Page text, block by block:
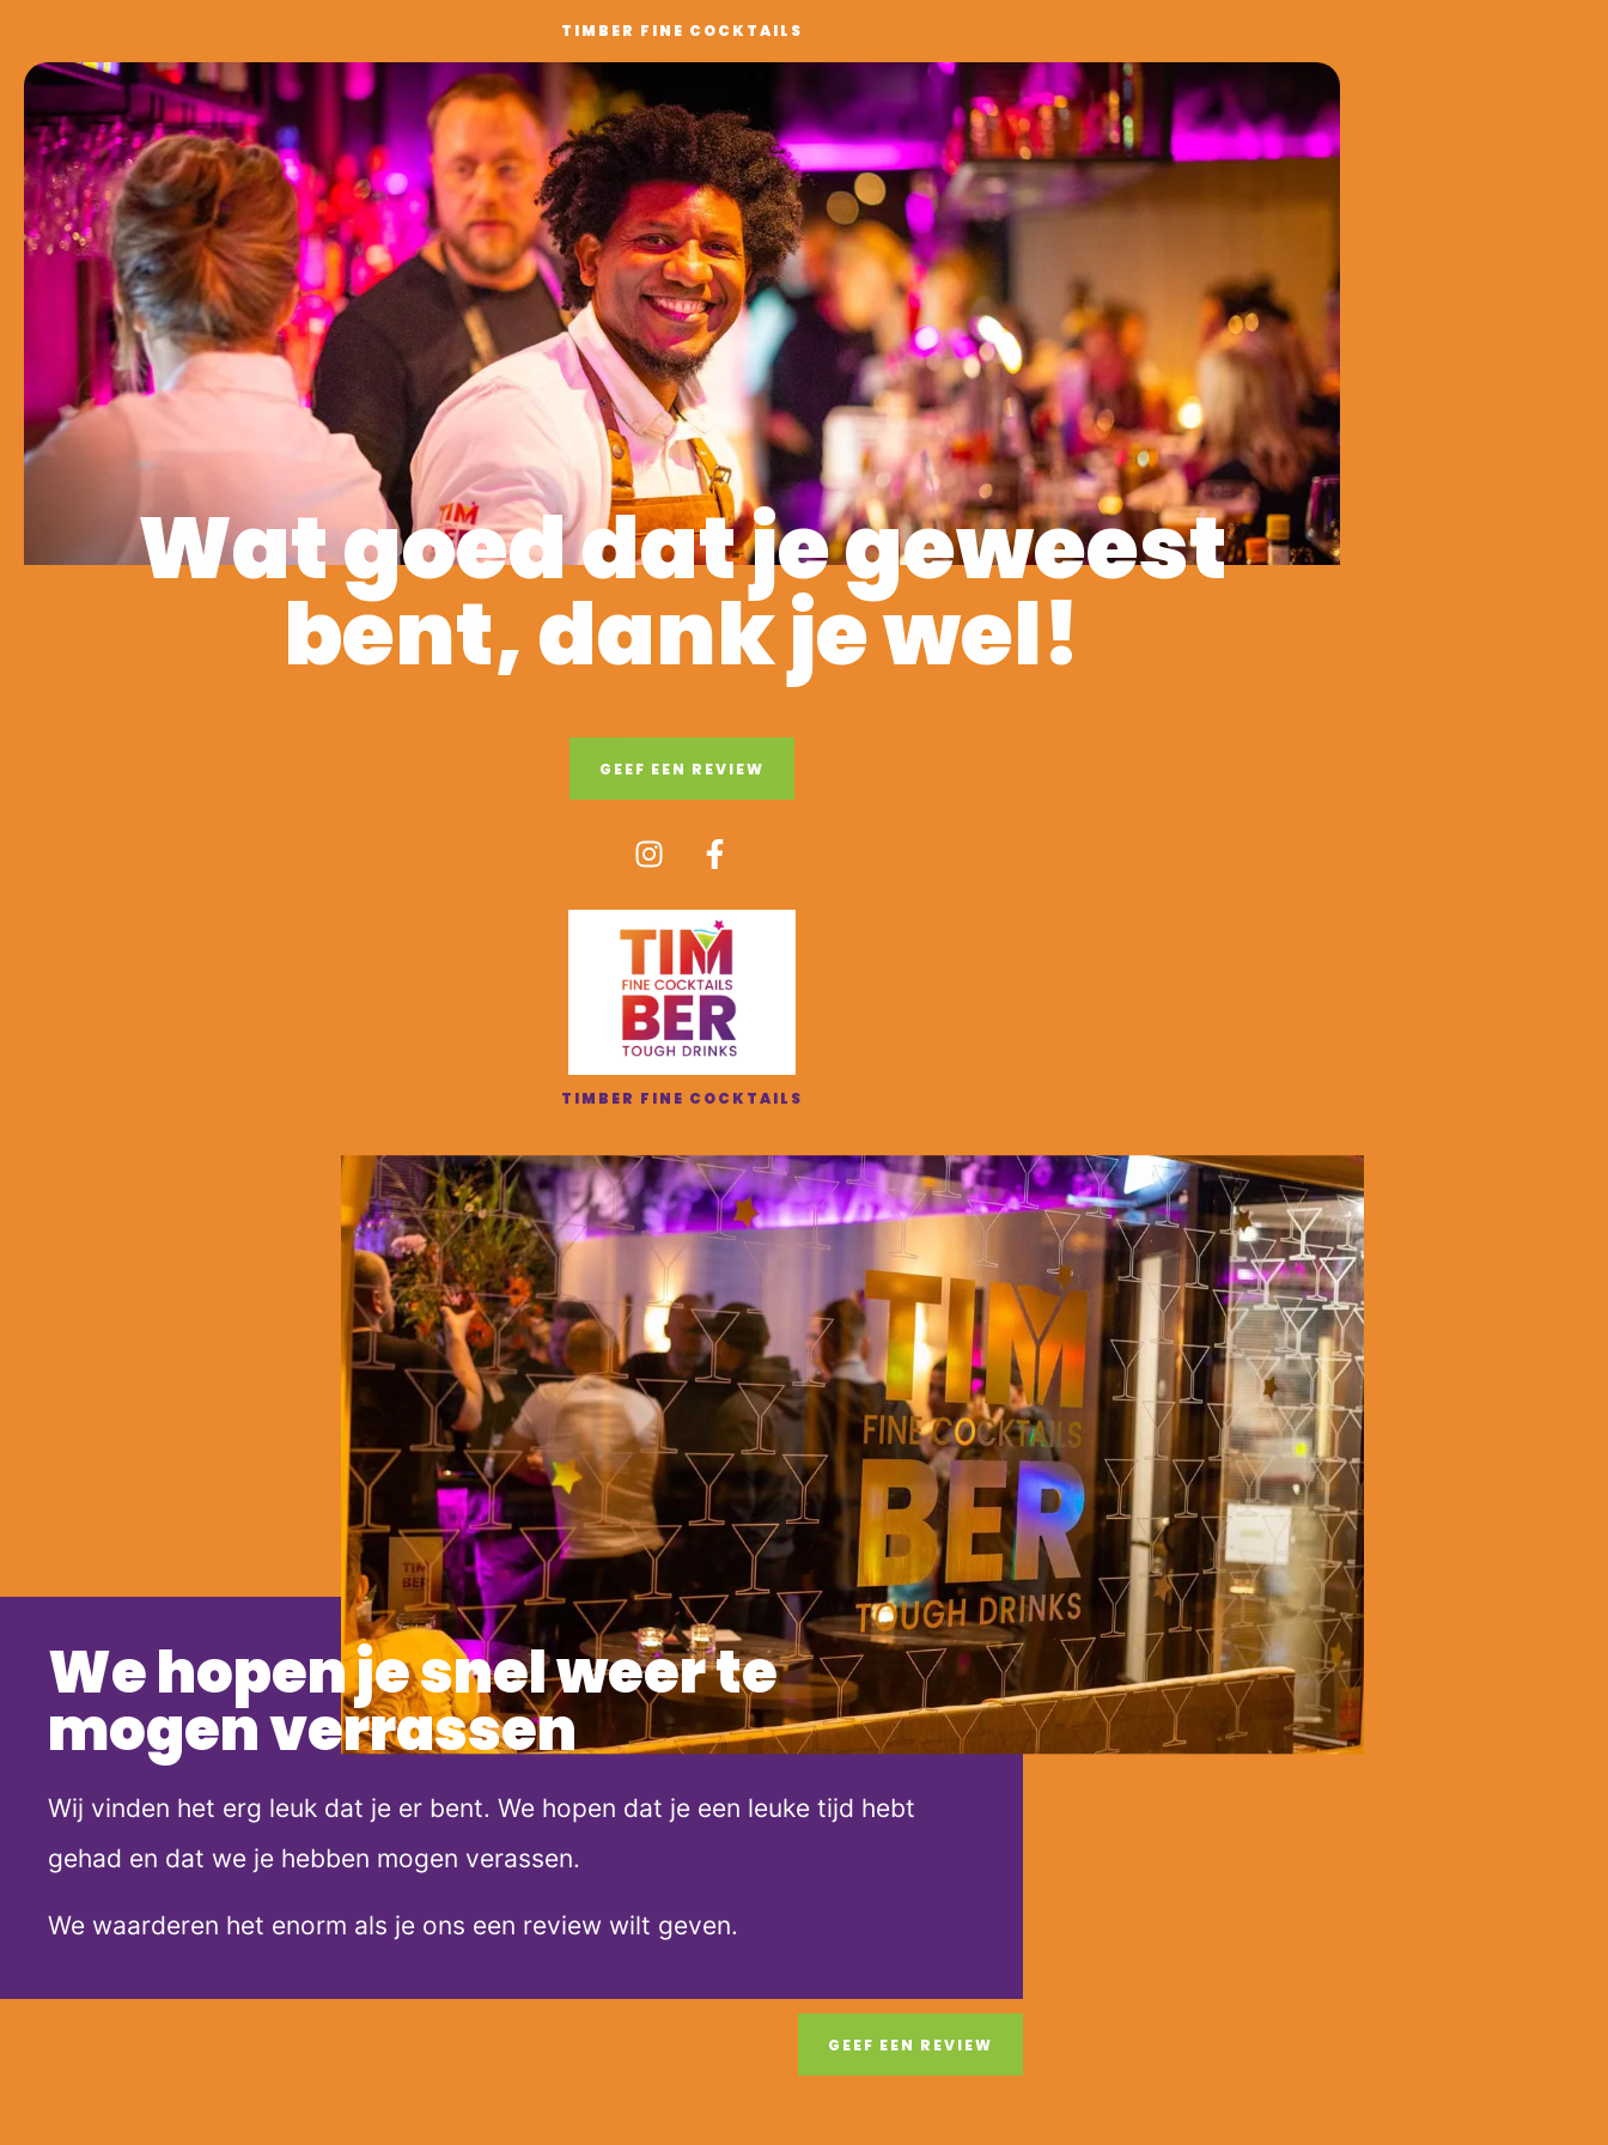
TIMBER FINE COCKTAILS
Wat goed dat je geweest
bent, dank je wel!
GEEF EEN REVIEW
TIMBER FINE COCKTAILS
We hopen je snel weer te
mogen verrassen
Wij vinden het erg leuk dat je er bent. We hopen dat je een leuke tijd hebt
gehad en dat we je hebben mogen verassen.
We waarderen het enorm als je ons een review wilt geven.
GEEF EEN REVIEW